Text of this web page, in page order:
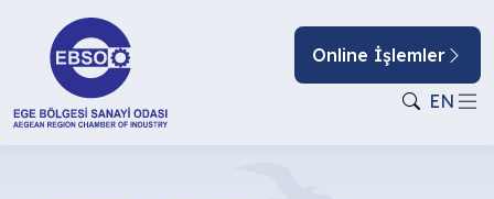
Online İşlemler
EN